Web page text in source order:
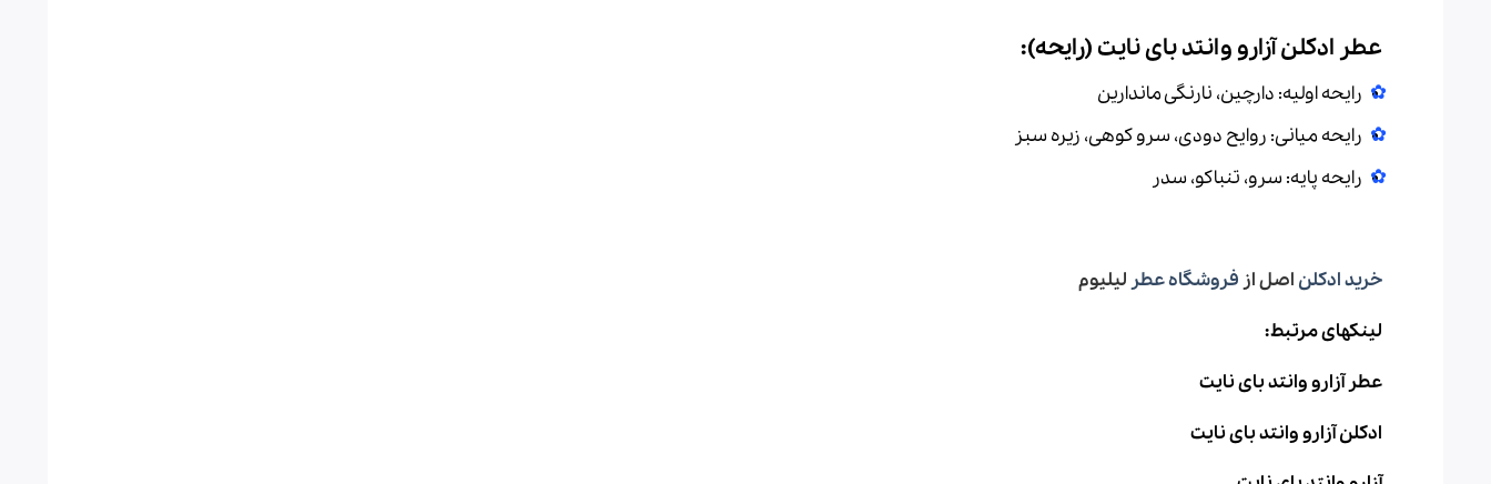
عطر ادکلن آزارو وانتد بای نایت (رایحه):
رایحه اولیه: دارچین، نارنگی ماندارین
رایحه میانی: روایح دودی، سرو کوهی، زیره سبز
رایحه پایه: سرو، تنباکو، سدر
خرید ادکلن اصل از فروشگاه عطر لیلیوم
لینکهای مرتبط:
عطر آزارو وانتد بای نایت
ادکلن آزارو وانتد بای نایت